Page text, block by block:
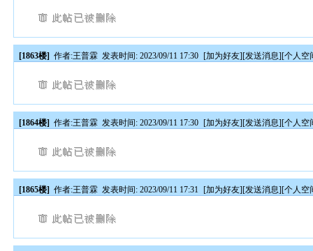
[1863楼] 作者:王普霖 发表时间: 2023/09/11 17:30 [加为好友][发送消息][个人空
[1864楼] 作者:王普霖 发表时间: 2023/09/11 17:30 [加为好友][发送消息][个人空
[1865楼] 作者:王普霖 发表时间: 2023/09/11 17:31 [加为好友][发送消息][个人空